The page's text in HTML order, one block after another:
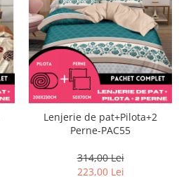
Lenjerie de pat+Pilota+2
Perne-PAC55
314,00 Lei
223,00 Lei